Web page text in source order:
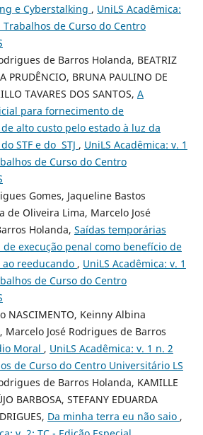
e Cyberstalking , UniLS Acadêmica:
Trabalhos de Curso do Centro
de Barros Holanda, BEATRIZ
PRUDÊNCIO, BRUNA PAULINO DE
TAVARES DOS SANTOS, A
para fornecimento de
alto custo pelo estado à luz da
STF e do STJ , UniLS Acadêmica: v. 1
de Curso do Centro
Gomes, Jaqueline Bastos
de Oliveira Lima, Marcelo José
Holanda, Saídas temporárias
execução penal como benefício de
ao reeducando , UniLS Acadêmica: v. 1
de Curso do Centro
NASCIMENTO, Keinny Albina
Marcelo José Rodrigues de Barros
Moral , UniLS Acadêmica: v. 1 n. 2
de Curso do Centro Universitário LS
de Barros Holanda, KAMILLE
BARBOSA, STEFANY EDUARDA
Da minha terra eu não saio ,